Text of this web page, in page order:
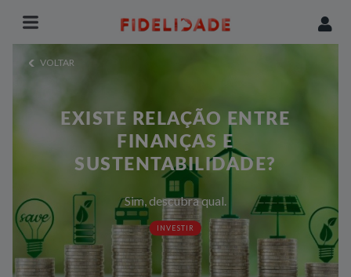
VOLTAR
EXISTE RELAÇÃO ENTRE
FINANÇAS E
SUSTENTABILIDADE?
Sim, descubra qual.
INVESTIR